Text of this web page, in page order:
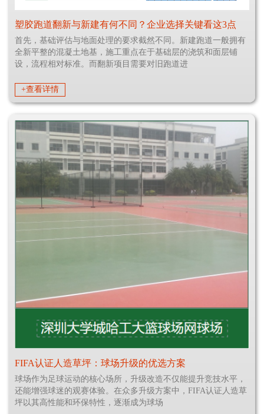
塑胶跑道翻新与新建有何不同？企业选择关键看这3点
首先，基础评估与地面处理的要求截然不同。新建跑道一般拥有
全新平整的混凝土地基，施工重点在于基础层的浇筑和面层铺
设，流程相对标准。而翻新项目需要对旧跑道进
+查看详情
FIFA认证人造草坪：球场升级的优选方案
球场作为足球运动的核心场所，升级改造不仅能提升竞技水平，
还能增强球迷的观赛体验。在众多升级方案中，FIFA认证人造草
坪以其高性能和环保特性，逐渐成为球场